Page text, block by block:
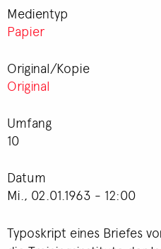
Medientyp
Papier
Original/Kopie
Original
Umfang
10
Datum
Mi., 02.01.1963 - 12:00
Typoskript eines Briefes